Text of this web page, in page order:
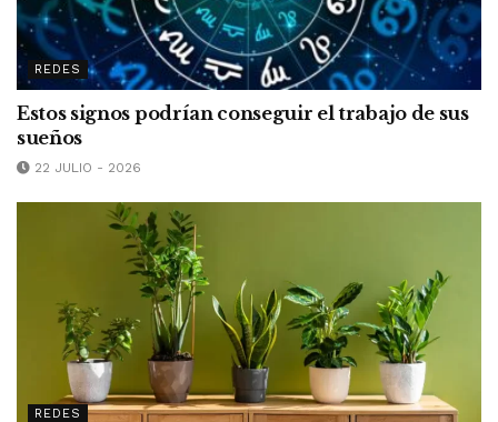
REDES
Estos signos podrían conseguir el trabajo de sus
sueños
22 JULIO - 2026
REDES